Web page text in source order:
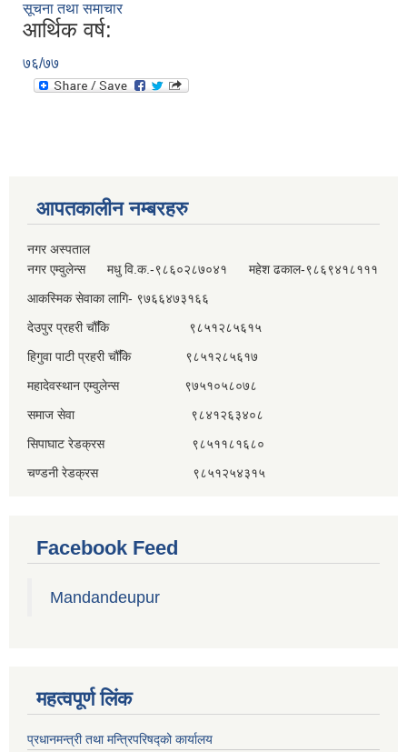
सूचना तथा समाचार
आर्थिक वर्ष:
७६/७७
आपतकालीन नम्बरहरु
नगर अस्पताल
नगर एम्वुलेन्स मधु वि.क.-९८६०२८७०४१ महेश ढकाल-९८६९४१८१११
आकस्मिक सेवाका लागि- ९७६६४७३१६६
देउपुर प्रहरी चौँकि ९८५१२८५६१५
हिगुवा पाटी प्रहरी चौँकि ९८५१२८५६१७
महादेवस्थान एम्वुलेन्स ९७५१०५८०७८
समाज सेवा ९८४१२६३४०८
सिपाघाट रेडक्रस ९८५११८१६८०
चण्डनी रेडक्रस ९८५१२५४३१५
Facebook Feed
Mandandeupur
महत्वपूर्ण लिंक
प्रधानमन्त्री तथा मन्त्रिपरिषद्को कार्यालय